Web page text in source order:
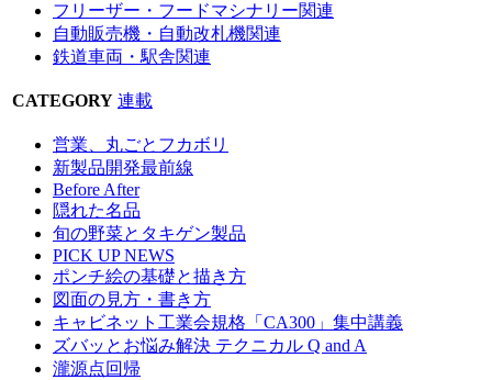
フリーザー・フードマシナリー関連
自動販売機・自動改札機関連
鉄道車両・駅舎関連
CATEGORY 連載
営業、丸ごとフカボリ
新製品開発最前線
Before After
隠れた名品
旬の野菜とタキゲン製品
PICK UP NEWS
ポンチ絵の基礎と描き方
図面の見方・書き方
キャビネット工業会規格「CA300」集中講義
ズバッとお悩み解決 テクニカル Q and A
瀧源点回帰